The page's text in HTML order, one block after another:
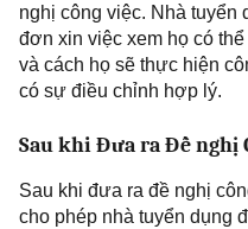
nghị công việc. Nhà tuyển
đơn xin việc xem họ có
và cách họ sẽ thực hiện
có sự điều chỉnh hợp lý.
Sau khi Đưa ra Đề nghị
Sau khi đưa ra đề nghị
cho phép nhà tuyển dụng